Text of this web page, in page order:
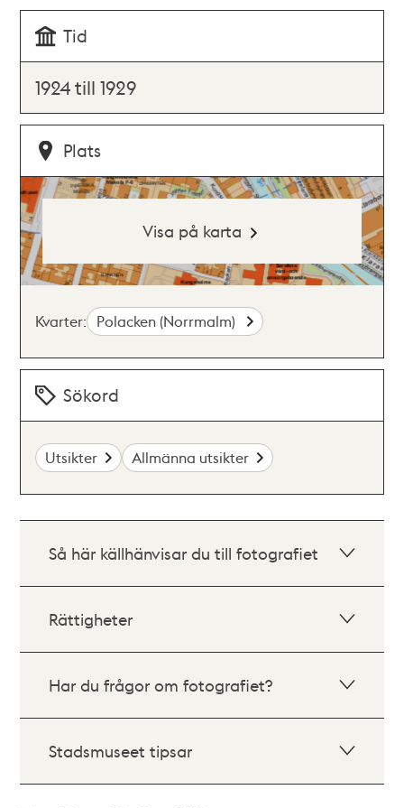
Tid
1924 till 1929
Plats
Visa på karta
Kvarter: Polacken (Norrmalm)
Sökord
Utsikter Allmänna utsikter
Så här källhänvisar du till fotografiet
Rättigheter
Har du frågor om fotografiet?
Stadsmuseet tipsar